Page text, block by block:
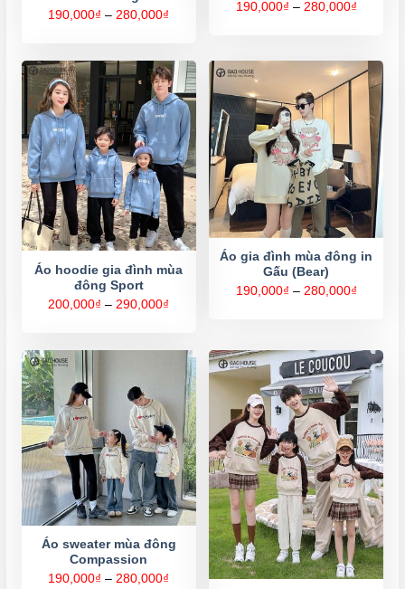
190,000₫ – 280,000₫
đến
280,000₫
190,000₫ – 280,000₫Khoảng
Áo hoodie gia đình mùa
đông Sport
200,000₫ – 290,000₫
đến
290,000₫
Áo gia đình mùa đông in
Gấu (Bear)
190,000₫ – 280,000₫Khoảng
Áo sweater mùa đông
Compassion
190,000₫ – 280,000₫ Khoảng